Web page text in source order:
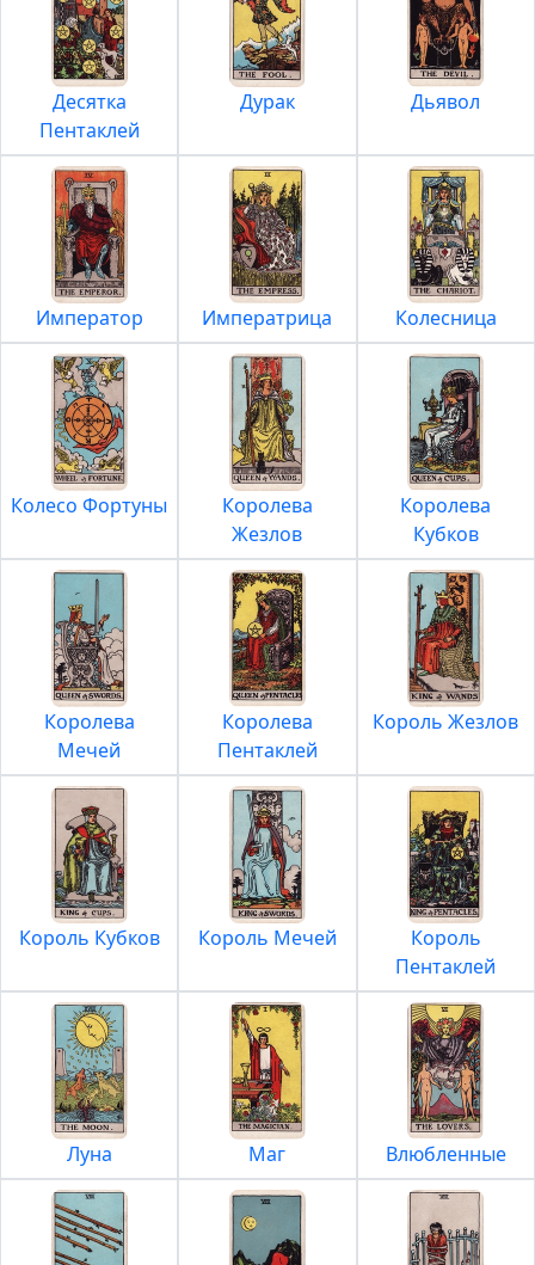
Десятка
Пентаклей
Дурак Дьявол
Император Императрица Колесница
Колесо Фортуны
Королева
Жезлов
Королева
Кубков
Королева
Мечей
Королева
Пентаклей
Король Жезлов
Король Кубков Король Мечей
Король
Пентаклей
Луна Маг Влюбленные